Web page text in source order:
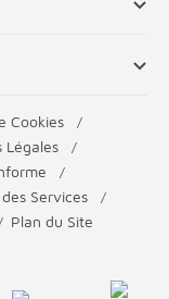
Cookies
Légales
Services
Plan du Site